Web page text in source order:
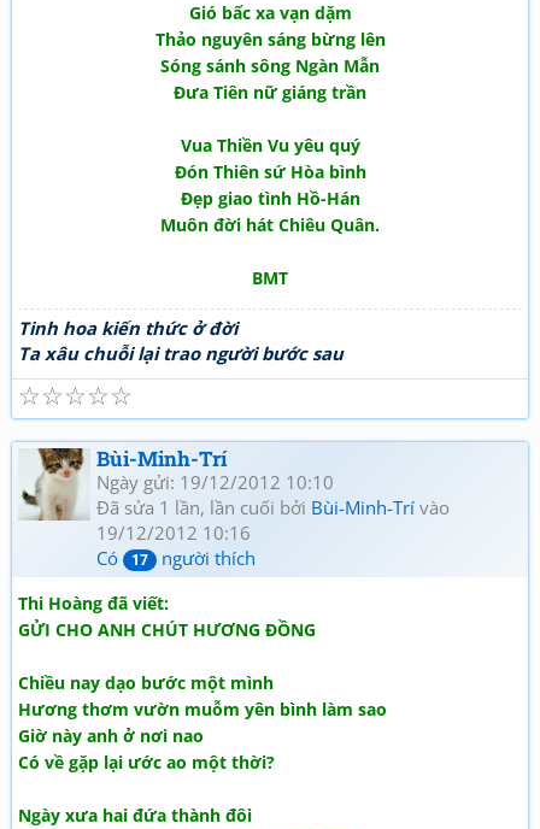
Gió bấc xa vạn dặm
Thảo nguyên sáng bừng lên
Sóng sánh sông Ngàn Mẫn
Đưa Tiên nữ giáng trần
Vua Thiền Vu yêu quý
Đón Thiên sứ Hòa bình
Đẹp giao tình Hồ-Hán
Muôn đời hát Chiêu Quân.
BMT
Tinh hoa kiến thức ở đời
Ta xâu chuỗi lại trao người bước sau
☆
☆
☆
☆
☆
Bùi-Minh-Trí
Ngày gửi: 19/12/2012 10:10
Đã sửa 1 lần, lần cuối bởi Bùi-Minh-Trí vào
19/12/2012 10:16
Có
17 người thích
Thi Hoàng đã viết:
GỬI CHO ANH CHÚT HƯƠNG ĐỒNG
Chiều nay dạo bước một mình
Hương thơm vườn muỗm yên bình làm sao
Giờ này anh ở nơi nao
Có về gặp lại ước ao một thời?
Ngày xưa hai đứa thành đôi